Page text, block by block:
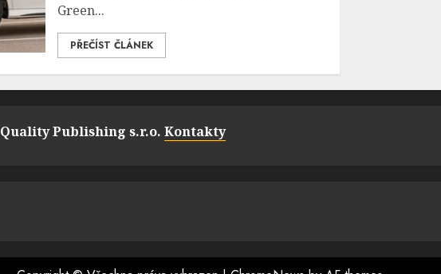
Green...
PŘEČÍST ČLÁNEK
Quality Publishing s.r.o. Kontakty